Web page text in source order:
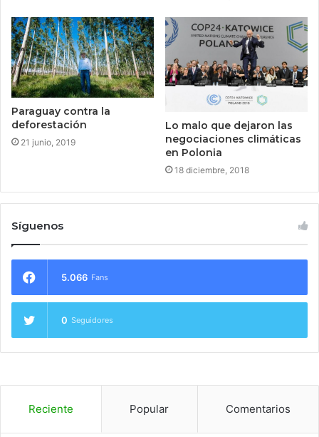
Paraguay contra la
deforestación
21 junio, 2019
Lo malo que dejaron las
negociaciones climáticas
en Polonia
18 diciembre, 2018
Síguenos
5.066 Fans
0 Seguidores
Reciente Popular Comentarios